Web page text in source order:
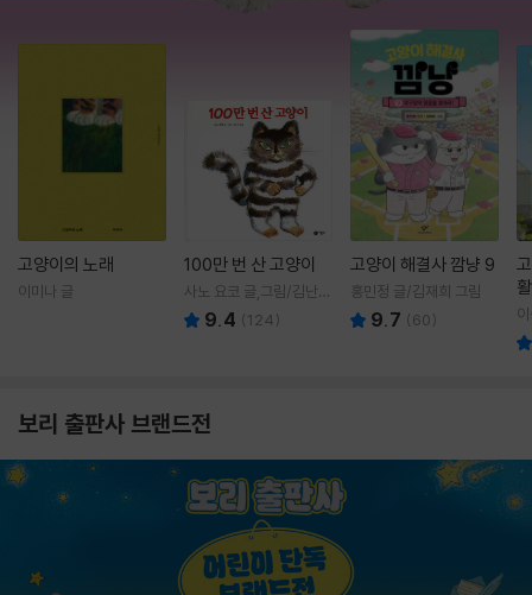
고양이의 노래
이미나 글
100만 번 산 고양이
사노 요코 글,그림/김난주
역 9.4 (124)
고양이 해결사 깜냥 9
홍민정 글/김재희 그림
9.7 (60)
보리 출판사 브랜드전